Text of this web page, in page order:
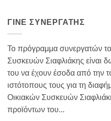
ΓΊΝΕ ΣΥΝΕΡΓΆΤΗΣ
Το πρόγραμμα συνεργατών
Συσκευών Σιαφλιάκης είναι
του να έχουν έσοδα από την
ιστότοπους τους για τη
Οικιακών Συσκευών
προϊόντων του...